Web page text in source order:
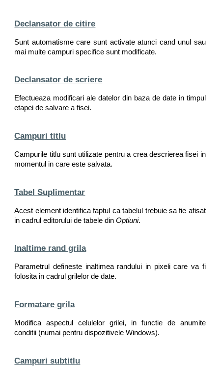
Declansator de citire
Sunt automatisme care sunt activate atunci cand unul sau
mai multe campuri specifice sunt modificate.
Declansator de scriere
Efectueaza modificari ale datelor din baza de date in timpul
etapei de salvare a fisei.
Campuri titlu
Campurile titlu sunt utilizate pentru a crea descrierea fisei in
momentul in care este salvata.
Tabel Suplimentar
Acest element identifica faptul ca tabelul trebuie sa fie afisat
in cadrul editorului de tabele dinOptiuni.
Inaltime rand grila
Parametrul defineste inaltimea randului in pixeli care va fi
folosita in cadrul grilelor de date.
Formatare grila
Modifica aspectul celulelor grilei, in functie de anumite
conditii (numai pentru dispozitivele Windows).
Campuri subtitlu